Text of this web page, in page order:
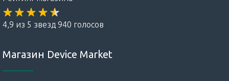
4,9 из 5 звезд 940 голосов
Магазин Device Market